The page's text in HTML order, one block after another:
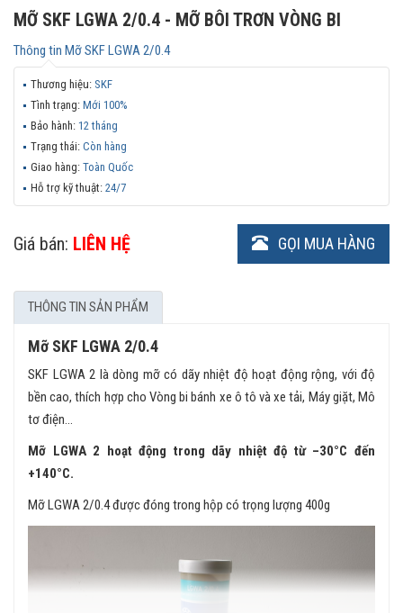
MỠ SKF LGWA 2/0.4 - MỠ BÔI TRƠN VÒNG BI
Thông tin Mỡ SKF LGWA 2/0.4
Thương hiệu: SKF
Tình trạng: Mới 100%
Bảo hành: 12 tháng
Trạng thái: Còn hàng
Giao hàng: Toàn Quốc
Hỗ trợ kỹ thuật: 24/7
Giá bán: LIÊN HỆ GỌI MUA HÀNG
THÔNG TIN SẢN PHẨM
Mỡ SKF LGWA 2/0.4
SKF LGWA 2 là dòng mỡ có dãy nhiệt độ hoạt động rộng, với độ
bền cao, thích hợp cho Vòng bi bánh xe ô tô và xe tải, Máy giặt, Mô
tơ điện...
Mỡ LGWA 2 hoạt động trong dãy nhiệt độ từ –30°C đến
+140°C.
Mỡ LGWA 2/0.4 được đóng trong hộp có trọng lượng 400g